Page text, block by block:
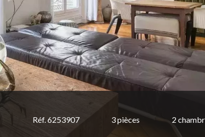
Réf. 6253907 3 pièces 2